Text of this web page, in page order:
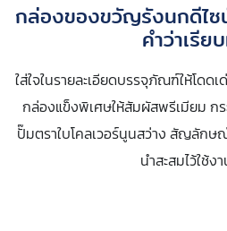
กล่องของขวัญรังนกดีไซ
คำว่าเรีย
ใส่ใจในรายละเอียดบรรจุภัณฑ์ให้โดด
กล่องแข็งพิเศษให้สัมผัสพรีเมียม กร
ปั๊มตราใบโคลเวอร์นูนสว่าง สัญลักษ
นำสะสมไว้ใช้ง